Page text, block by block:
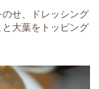
せ、ドレッシング
大葉をトッピング